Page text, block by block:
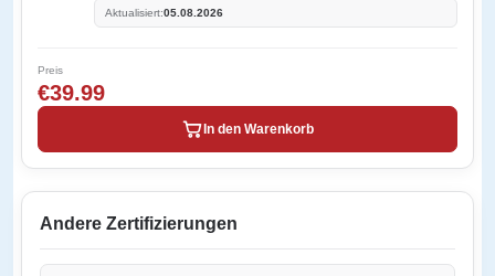
Aktualisiert:05.08.2026
Preis
€39.99
In den Warenkorb
Andere Zertifizierungen